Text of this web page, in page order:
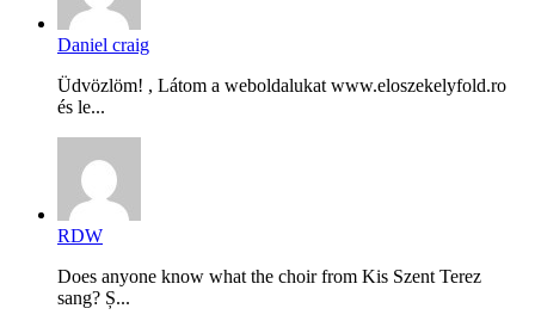
Daniel craig
Üdvözlöm! , Látom a weboldalukat www.eloszekelyfold.ro
és le...
RDW
Does anyone know what the choir from Kis Szent Terez
sang? Ș...